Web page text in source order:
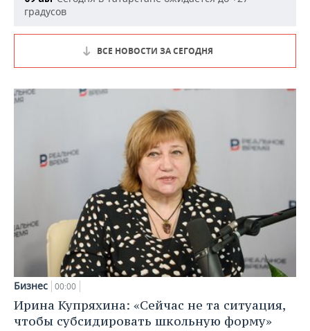
градусов
ВСЕ НОВОСТИ ЗА СЕГОДНЯ
Бизнес 00:00
Ирина Купряхина: «Сейчас не та ситуация,
чтобы субсидировать школьную форму»